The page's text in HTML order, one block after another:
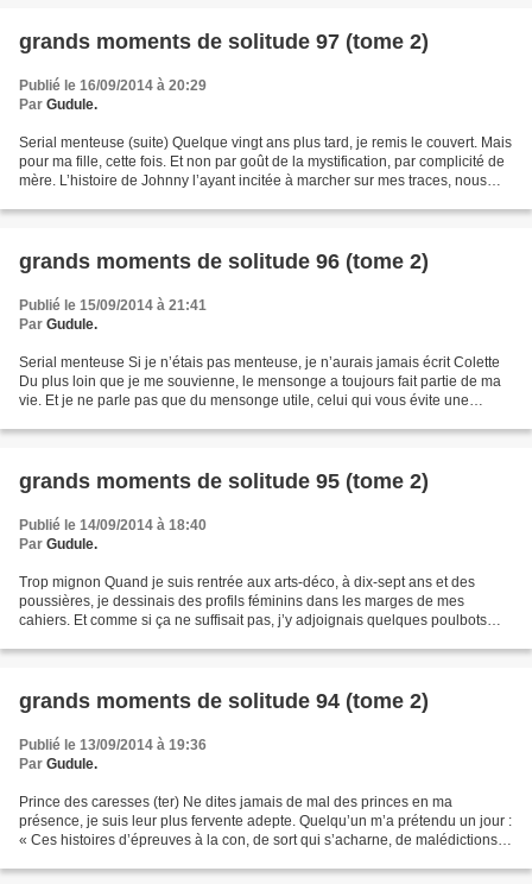
grands moments de solitude 97 (tome 2)
Publié le 16/09/2014 à 20:29
Par Gudule.
Serial menteuse (suite) Quelque vingt ans plus tard, je remis le couvert. Mais
pour ma fille, cette fois. Et non par goût de la mystification, par complicité de
mère. L’histoire de Johnny l’ayant incitée à marcher sur mes traces, nous
grands moments de solitude 96 (tome 2)
Publié le 15/09/2014 à 21:41
Par Gudule.
Serial menteuse Si je n’étais pas menteuse, je n’aurais jamais écrit Colette
Du plus loin que je me souvienne, le mensonge a toujours fait partie de ma
vie. Et je ne parle pas que du mensonge utile, celui qui vous évite une
grands moments de solitude 95 (tome 2)
Publié le 14/09/2014 à 18:40
Par Gudule.
Trop mignon Quand je suis rentrée aux arts-déco, à dix-sept ans et des
poussières, je dessinais des profils féminins dans les marges de mes
cahiers. Et comme si ça ne suffisait pas, j’y adjoignais quelques poulbots
grands moments de solitude 94 (tome 2)
Publié le 13/09/2014 à 19:36
Par Gudule.
Prince des caresses (ter) Ne dites jamais de mal des princes en ma
présence, je suis leur plus fervente adepte. Quelqu’un m’a prétendu un jour :
« Ces histoires d’épreuves à la con, de sort qui s’acharne, de malédictions,